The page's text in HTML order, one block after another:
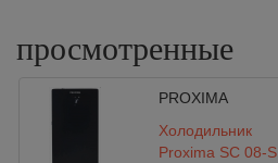
просмотренные
PROXIMA
Холодильник
Proxima SC 08-S